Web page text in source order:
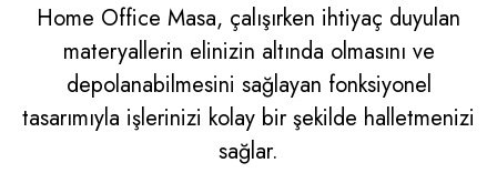
Home Office Masa, çalışırken ihtiyaç duyulan
materyallerin elinizin altında olmasını ve
depolanabilmesini sağlayan fonksiyonel
tasarımıyla işlerinizi kolay bir şekilde halletmenizi
sağlar.